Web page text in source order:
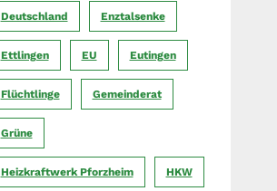
Deutschland Enztalsenke
Ettlingen EU Eutingen
Flüchtlinge Gemeinderat
Grüne
Heizkraftwerk Pforzheim HKW